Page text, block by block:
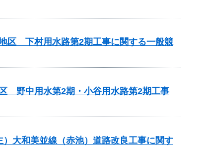
区 下村用水路第2期工事に関する一般競
野中用水第2期・小谷用水路第2期工事
大和美並線（赤池）道路改良工事に関す